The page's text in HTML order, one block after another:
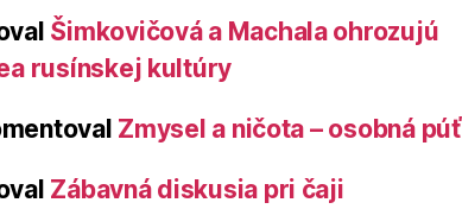
Šimkovičová a Machala ohrozujú
rusínskej kultúry
Zmysel a ničota – osobná púť
Zábavná diskusia pri čaji